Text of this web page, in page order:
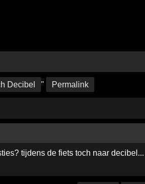
Decibel " Permalink
tijdens de fiets toch naar decibel...